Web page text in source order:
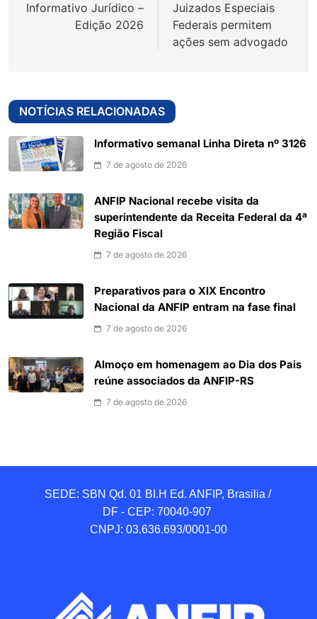
Post
Informativo Jurídico –
Edição 2026
Juizados Especiais
Federais permitem
ações sem advogado
NOTÍCIAS RELACIONADAS
Informativo semanal Linha Direta nº 3126
7 de agosto de 2026
ANFIP Nacional recebe visita da
superintendente da Receita Federal da 4ª
Região Fiscal
7 de agosto de 2026
Preparativos para o XIX Encontro
Nacional da ANFIP entram na fase final
7 de agosto de 2026
Almoço em homenagem ao Dia dos Pais
reúne associados da ANFIP-RS
7 de agosto de 2026
SEDE: SBN Qd. 01 BI.H Ed. ANFIP, Brasilia /
DF - CEP: 70040-907
CNPJ: 03.636.693/0001-00